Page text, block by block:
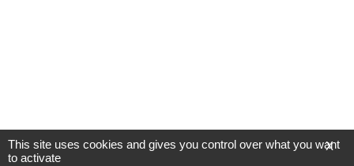
X
This site uses cookies and gives you control over what you want
to activate